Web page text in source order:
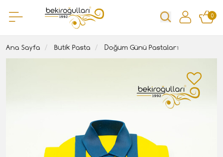
0
Ana Sayfa Butik Pasta Doğum Günü Pastaları